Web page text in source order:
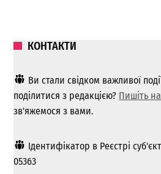
КОНТАКТИ
Ви стали свідком важливої
поділитися з редакцією? Пишіть
зв'яжемося з вами.
Ідентифікатор в Реєстрі
05363